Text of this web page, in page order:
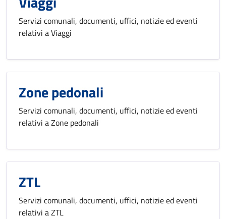
Servizi comunali, documenti, uffici, notizie ed eventi
relativi a Viaggi
Zone pedonali
Servizi comunali, documenti, uffici, notizie ed eventi
relativi a Zone pedonali
ZTL
Servizi comunali, documenti, uffici, notizie ed eventi
relativi a ZTL